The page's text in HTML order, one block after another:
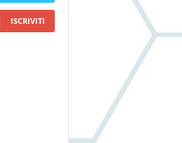
ISCRIVITI